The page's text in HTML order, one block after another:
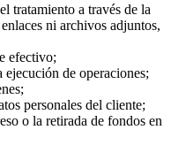
tratamiento a través de la
ni archivos adjuntos,
efectivo;
de operaciones;
personales del cliente;
o la retirada de fondos en